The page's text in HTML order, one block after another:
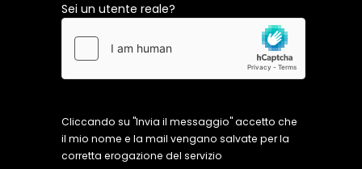
Sei un utente reale?
Cliccando su "Invia il messaggio" accetto che
il mio nome e la mail vengano salvate per la
corretta erogazione del servizio